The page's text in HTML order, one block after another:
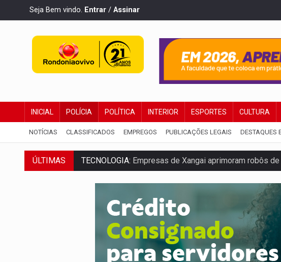
Seja Bem vindo. Entrar / Assinar
INICIAL POLÍCIA POLÍTICA INTERIOR ESPORTES CULTURA
NOTÍCIAS CLASSIFICADOS EMPREGOS PUBLICAÇÕES LEGAIS DESTAQUES
ÚLTIMAS
PROTEGE A TERRA: China descobre como explodir
Motociclista morre após bater na traseira de
PARECE UM NUGGET: Essa receita com frango virou o
EMPREENDEDORISMO:7 negócios que podem
GIGANTE DA AMÉRICA:Brasil reúne dimensão